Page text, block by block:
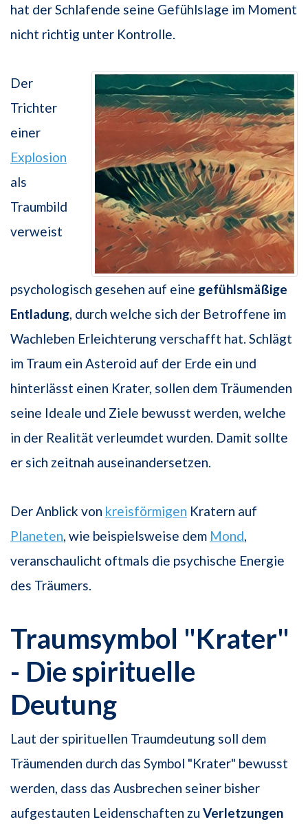
hat der Schlafende seine Gefühlslage im Moment
nicht richtig unter Kontrolle.
Der
Trichter
einer
Explosion
als
Traumbild
verweist
psychologisch gesehen auf eine gefühlsmäßige
Entladung , durch welche sich der Betroffene im
Wachleben Erleichterung verschafft hat. Schlägt
im Traum ein Asteroid auf der Erde ein und
hinterlässt einen Krater, sollen dem Träumenden
seine Ideale und Ziele bewusst werden, welche
in der Realität verleumdet wurden. Damit sollte
er sich zeitnah auseinandersetzen.
Der Anblick von kreisförmigen Kratern auf
Planeten , wie beispielsweise dem Mond
veranschaulicht oftmals die psychische Energie
des Träumers.
Traumsymbol "Krater"
- Die spirituelle
Deutung
Laut der spirituellen Traumdeutung soll dem
Träumenden durch das Symbol "Krater" bewusst
werden, dass das Ausbrechen seiner bisher
aufgestauten Leidenschaften zu Verletzungen